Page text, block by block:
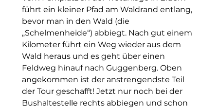
führt ein kleiner Pfad am Waldrand entlang,
bevor man in den Wald (die
„Schelmenheide“) abbiegt. Nach gut einem
Kilometer führt ein Weg wieder aus dem
Wald heraus und es geht über einen
Feldweg hinauf nach Guggenberg. Oben
angekommen ist der anstrengendste Teil
der Tour geschafft! Jetzt nur noch bei der
Bushaltestelle rechts abbiegen und schon